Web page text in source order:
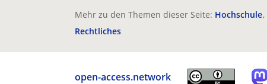
Mehr zu den Themen dieser Seite: Hochschule
Rechtliches
open-access.network